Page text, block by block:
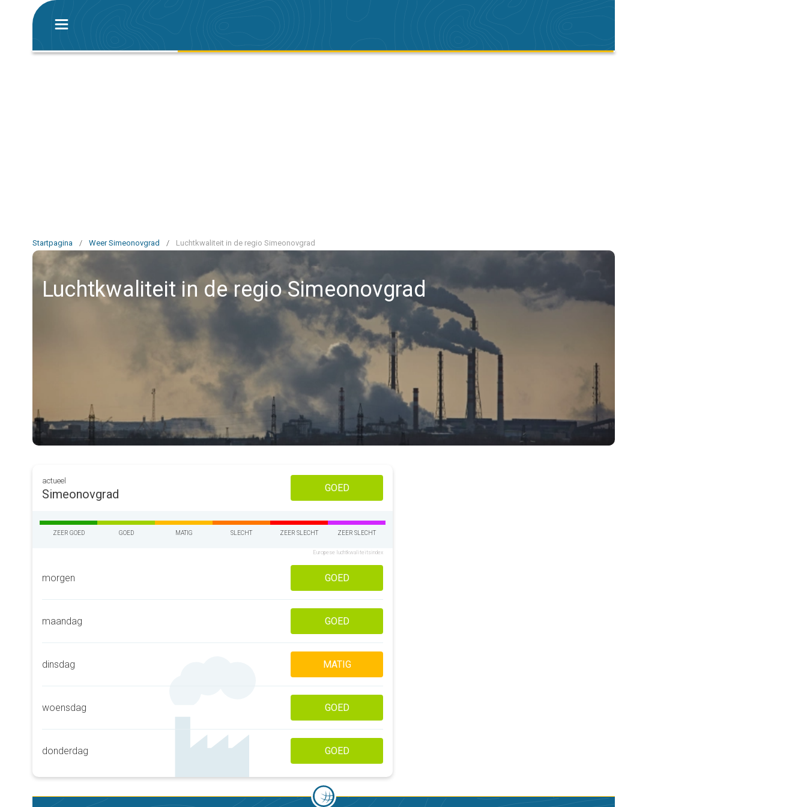
Startpagina / Weer Simeonovgrad / Luchtkwaliteit in de regio Simeonovgrad
Luchtkwaliteit in de regio Simeonovgrad
actueel
Simeonovgrad GOED
ZEER GOED GOED MATIG SLECHT ZEER SLECHT ZEER SLECHT
Europese luchtkwaliteitsindex
morgen GOED
maandag GOED
dinsdag MATIG
woensdag GOED
donderdag GOED